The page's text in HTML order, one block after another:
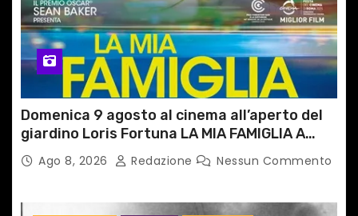
Domenica 9 agosto al cinema all’aperto del
giardino Loris Fortuna LA MIA FAMIGLIA A
TAIPEIAgo 8, 2026 Redazione Nessun Commento